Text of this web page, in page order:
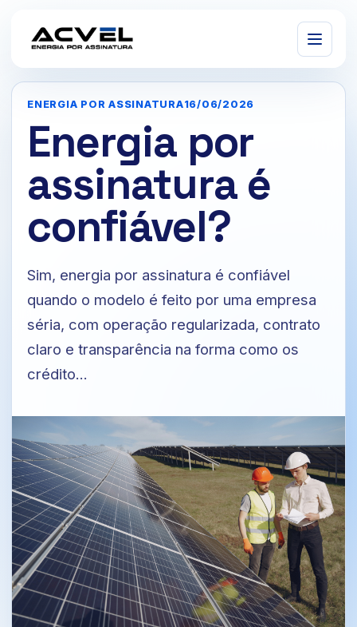
ENERGIA POR ASSINATURA16/06/2026
Energia por
assinatura é
confiável?
Sim, energia por assinatura é confiável
quando o modelo é feito por uma empresa
séria, com operação regularizada, contrato
claro e transparência na forma como os
crédito...